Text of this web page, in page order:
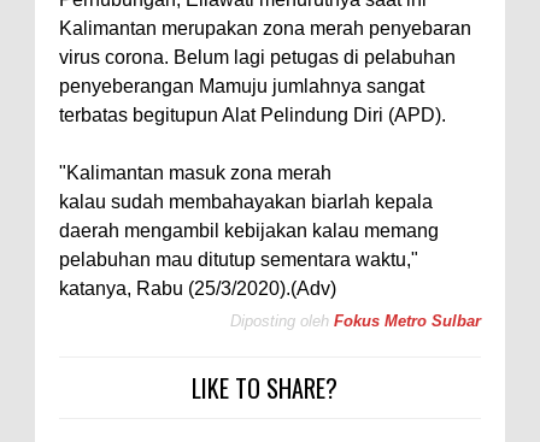
Kalimantan merupakan zona merah penyebaran
virus corona. Belum lagi petugas di pelabuhan
penyeberangan Mamuju jumlahnya sangat
terbatas begitupun Alat Pelindung Diri (APD).
"Kalimantan masuk zona merah
kalau sudah membahayakan biarlah kepala
daerah mengambil kebijakan kalau memang
pelabuhan mau ditutup sementara waktu,"
katanya, Rabu (25/3/2020).(Adv)
Diposting oleh Fokus Metro Sulbar
LIKE TO SHARE?